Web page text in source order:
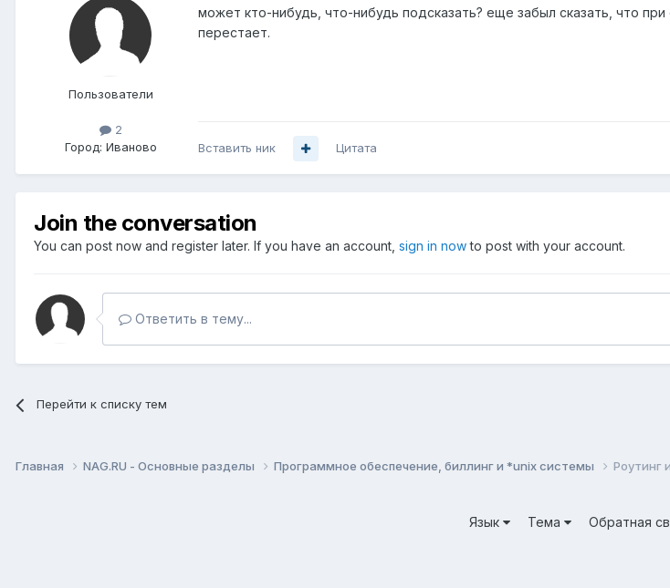
Пользователи
2
Город: Иваново
может кто-нибудь, что-нибудь подсказать? еще забыл сказать, что
перестает.
Вставить ник Цитата
Join the conversation
You can post now and register later. If you have an account, sign in nowto post with your account.
Ответить в тему...
Перейти к списку тем
Главная NAG.RU - Основные разделы Программное обеспечение, биллинг и *unix системы Роутинг
Язык Тема Обратная